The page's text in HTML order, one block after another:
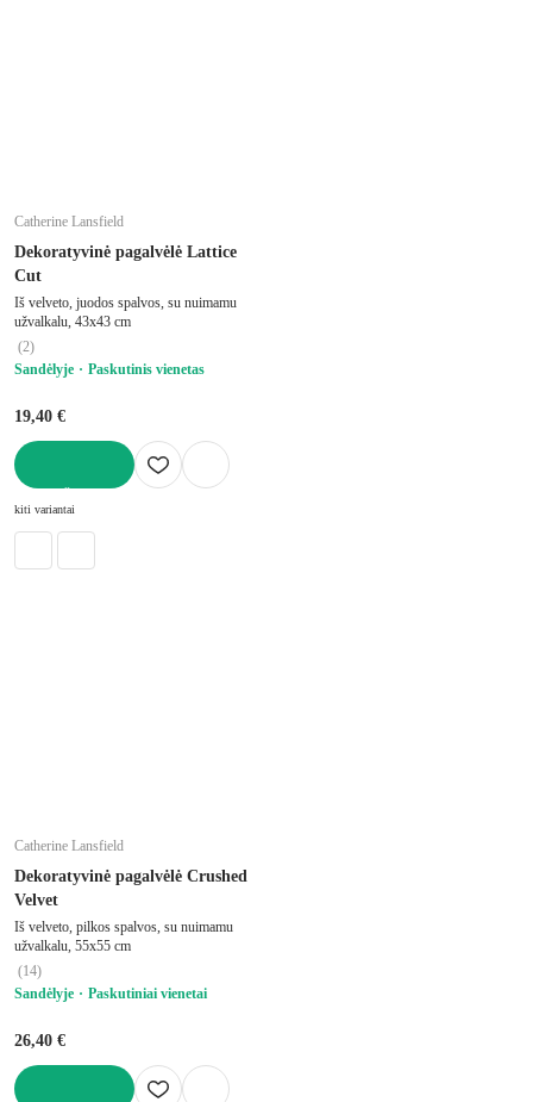
Catherine Lansfield
Dekoratyvinė pagalvėlė Lattice
Cut
Iš velveto, juodos spalvos, su nuimamu
užvalkalu, 43x43 cm
(2)
Sandėlyje
Paskutinis vienetas
19,40 €
kiti variantai
Catherine Lansfield
Dekoratyvinė pagalvėlė Crushed
Velvet
Iš velveto, pilkos spalvos, su nuimamu
užvalkalu, 55x55 cm
(14)
Sandėlyje
Paskutiniai vienetai
26,40 €